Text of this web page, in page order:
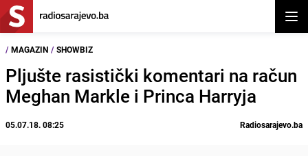
/ MAGAZIN / SHOWBIZ
Pljušte rasistički komentari na račun
Meghan Markle i Princa Harryja
05.07.18. 08:25 Radiosarajevo.ba